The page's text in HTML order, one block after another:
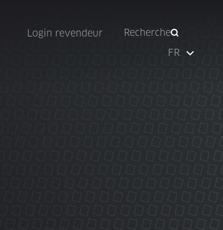
Login revendeur
Recherche
FR